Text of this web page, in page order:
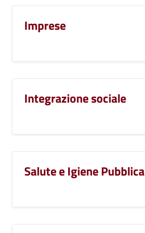
Imprese
Integrazione sociale
Salute e Igiene Pubblica